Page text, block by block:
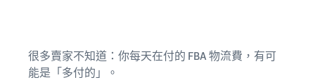
很多賣家不知道：你每天在付的 FBA 物流費，有可
能是「多付的」。